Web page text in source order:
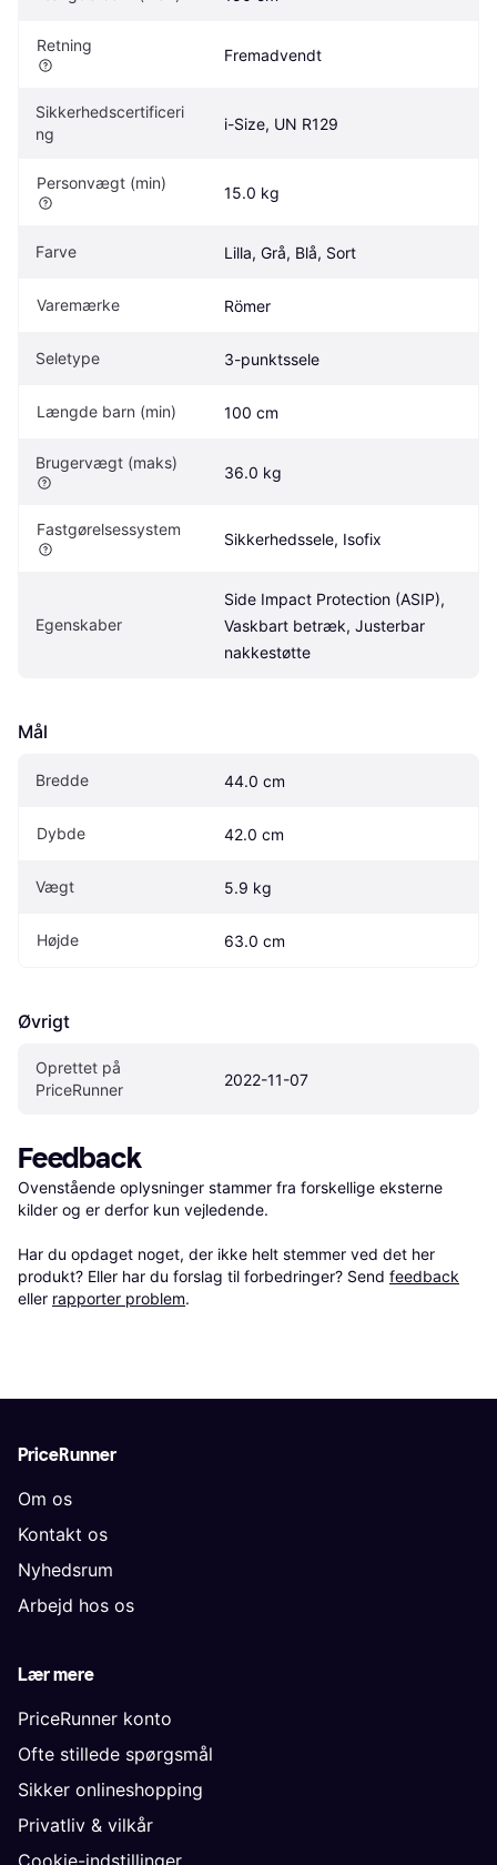
Retning
Fremadvendt
Sikkerhedscertificeri
ng
i-Size, UN R129
Personvægt (min)
15.0 kg
Farve Lilla, Grå, Blå, Sort
Varemærke Römer
Seletype 3-punktssele
Længde barn (min) 100 cm
Brugervægt (maks)
36.0 kg
Fastgørelsessystem
Sikkerhedssele, Isofix
Egenskaber
Side Impact Protection (ASIP),
Vaskbart betræk, Justerbar
nakkestøtte
Mål
Bredde 44.0 cm
Dybde 42.0 cm
Vægt 5.9 kg
Højde 63.0 cm
Øvrigt
Oprettet på
PriceRunner
2022-11-07
Feedback
Ovenstående oplysninger stammer fra forskellige eksterne
kilder og er derfor kun vejledende.
Har du opdaget noget, der ikke helt stemmer ved det her
produkt? Eller har du forslag til forbedringer? Send feedback
eller rapporter problem.
PriceRunner
Om os
Kontakt os
Nyhedsrum
Arbejd hos os
Lær mere
PriceRunner konto
Ofte stillede spørgsmål
Sikker onlineshopping
Privatliv & vilkår
Cookie-indstillinger